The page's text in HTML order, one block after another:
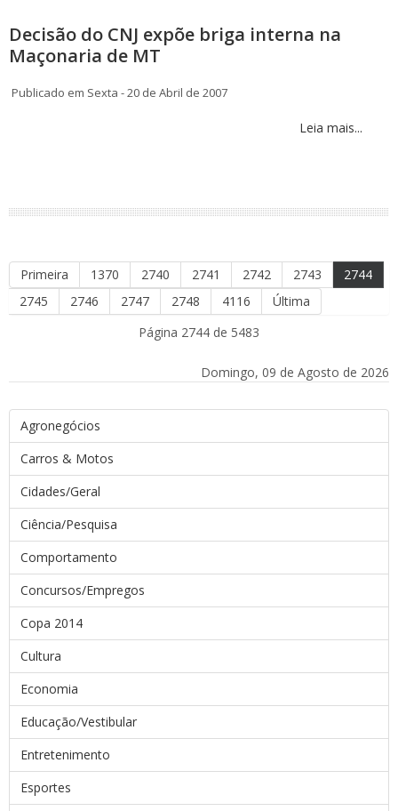
Decisão do CNJ expõe briga interna na
Maçonaria de MT
Publicado em Sexta - 20 de Abril de 2007
Leia mais...
Primeira 1370 2740 2741 2742 2743
2744
2745
2746 2747 2748 4116
Última
Página 2744 de 5483
Domingo, 09 de Agosto de 2026
Agronegócios
Carros & Motos
Cidades/Geral
Ciência/Pesquisa
Comportamento
Concursos/Empregos
Copa 2014
Cultura
Economia
Educação/Vestibular
Entretenimento
Esportes